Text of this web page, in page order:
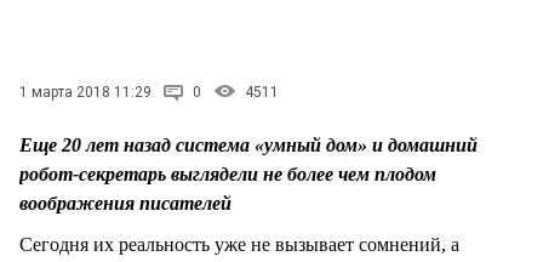
1 марта 2018 11:29 0 4511
Еще 20 лет назад система «умный дом» и домашний
робот-секретарь выглядели не более чем плодом
воображения писателей
Сегодня их реальность уже не вызывает сомнений, а